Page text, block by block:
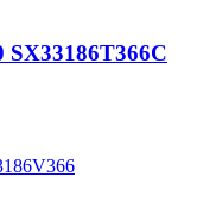
SX33186T366С